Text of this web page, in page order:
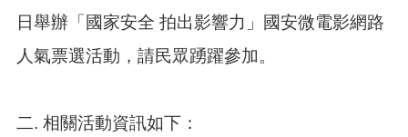
尋
區
日舉辦「國家安全 拍出影響力」國安微電影網路
人氣票選活動，請民眾踴躍參加。
二. 相關活動資訊如下：